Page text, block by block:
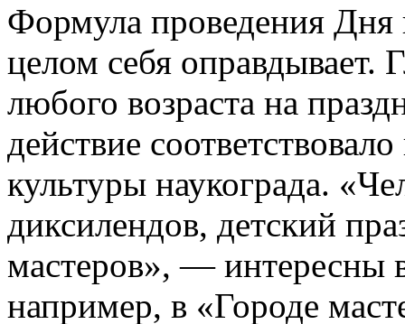
Формула проведения Дня
целом себя оправдывает.
любого возраста на
действие
культуры наукограда.
диксилендов, детский
мастеров», — интересны
например, в «Городе